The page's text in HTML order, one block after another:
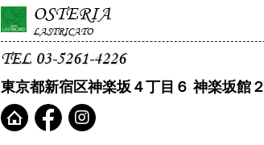
OSTERIA
LASTRICATO
TEL 03-5261-4226
東京都新宿区神楽坂４丁目６ 神楽坂館２